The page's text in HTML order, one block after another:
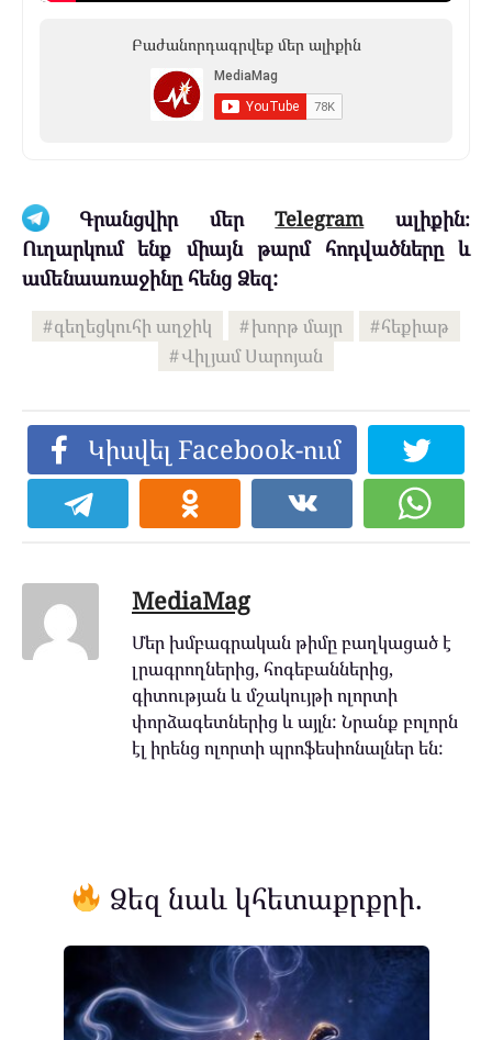
Բաժանորդագրվեք մեր ալիքին
Գրանցվիր մերTelegramալիքին։
Ուղարկում ենք միայն թարմ հոդվածները և
ամենաառաջինը հենց Ձեզ:
գեղեցկուհի աղջիկ խորթ մայր
հեքիաթ
Վիլյամ Սարոյան
Կիսվել Facebook-ում
MediaMag
Մեր խմբագրական թիմը բաղկացած է
լրագրողներից, հոգեբաններից,
գիտության և մշակույթի ոլորտի
փորձագետներից և այլն: Նրանք բոլորն
էլ իրենց ոլորտի պրոֆեսիոնալներ են:
Ձեզ նաև կհետաքրքրի.